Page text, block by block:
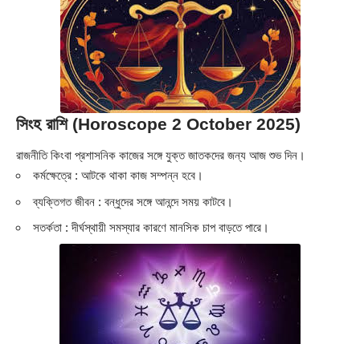
সিংহ রাশি (Horoscope 2 October 2025)
রাজনীতি কিংবা প্রশাসনিক কাজের সঙ্গে যুক্ত জাতকদের জন্য আজ শুভ দিন।
কর্মক্ষেত্রে : আটকে থাকা কাজ সম্পন্ন হবে।
ব্যক্তিগত জীবন : বন্ধুদের সঙ্গে আনন্দে সময় কাটবে।
সতর্কতা : দীর্ঘস্থায়ী সমস্যার কারণে মানসিক চাপ বাড়তে পারে।